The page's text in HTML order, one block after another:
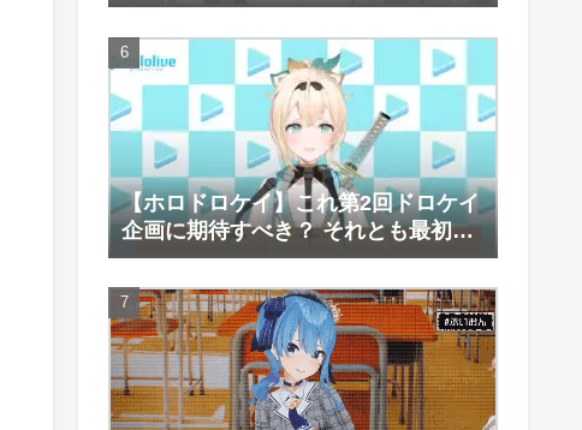
【ホロドロケイ】これ第2回ドロケイ
企画に期待すべき？ それとも最初で
最後にすべき？【ホロライ
ブ/hololive】